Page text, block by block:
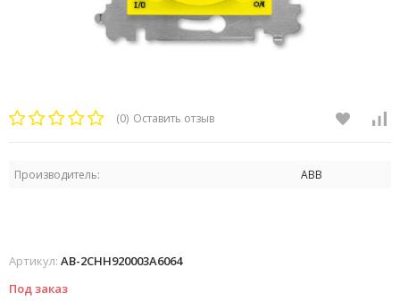
(0) Оставить отзыв
Производитель: ABB
Артикул: AB-2CHH920003A6064
Под заказ